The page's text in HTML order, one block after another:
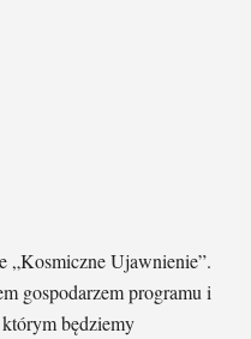
„Kosmiczne Ujawnienie”.
gospodarzem programu i
będziemy